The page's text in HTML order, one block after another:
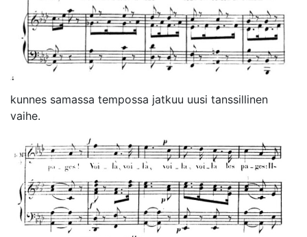
kunnes samassa tempossa jatkuu uusi tanssillinen
vaihe.